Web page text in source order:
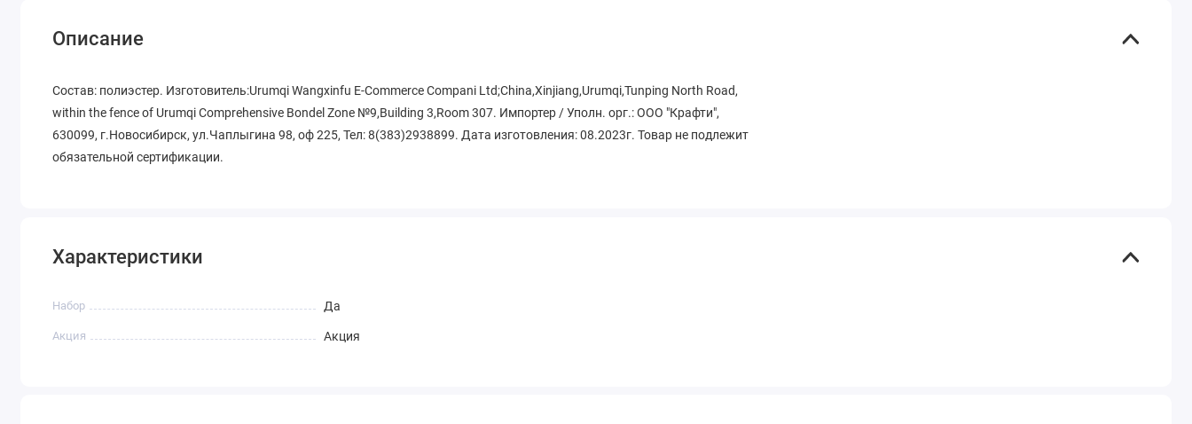
Описание
Состав: полиэстер. Изготовитель:Urumqi Wangxinfu E-Commerce Compani Ltd;China,Xinjiang,Urumqi,Tunping North Road,
within the fence of Urumqi Comprehensive Bondel Zone №9,Building 3,Room 307. Импортер / Уполн. орг.: ООО "Крафти",
630099, г.Новосибирск, ул.Чаплыгина 98, оф 225, Тел: 8(383)2938899. Дата изготовления: 08.2023г. Товар не подлежит
обязательной сертификации.
Характеристики
Набор Да
Акция Акция